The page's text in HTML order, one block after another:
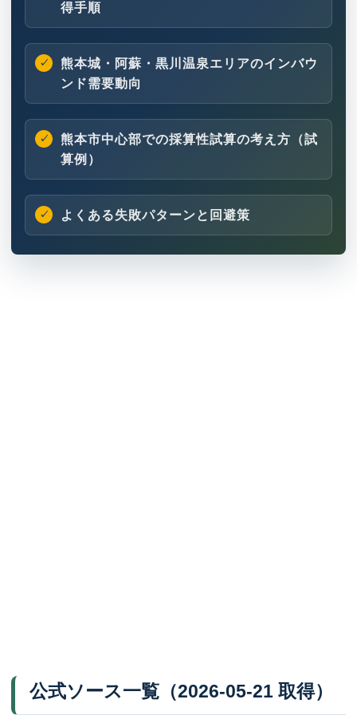
得手順
熊本城・阿蘇・黒川温泉エリアのインバウ
ンド需要動向
熊本市中心部での採算性試算の考え方（試
算例）
よくある失敗パターンと回避策
公式ソース一覧（2026-05-21 取得）